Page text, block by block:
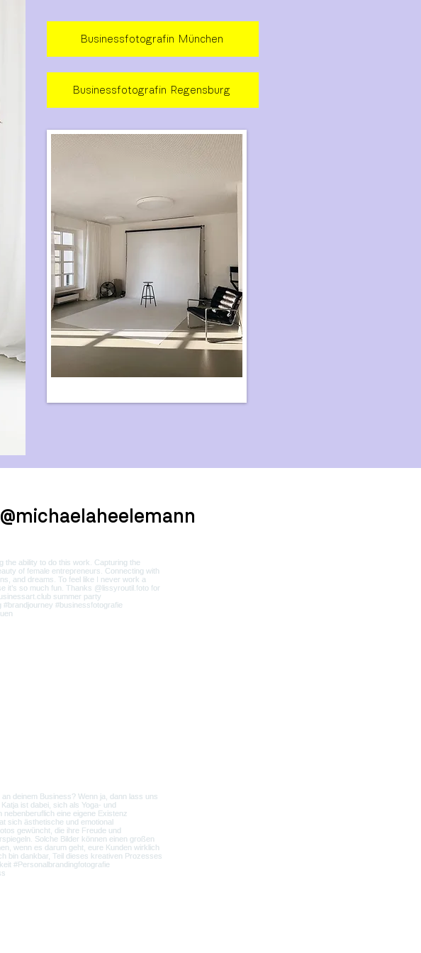
Businessfotografin München
Businessfotografin Regensburg
@michaelaheelemann